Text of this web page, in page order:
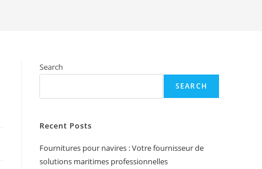
Search
SEARCH
Recent Posts
Fournitures pour navires : Votre fournisseur de
solutions maritimes professionnelles